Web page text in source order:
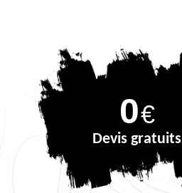
0€
Devis gratuits